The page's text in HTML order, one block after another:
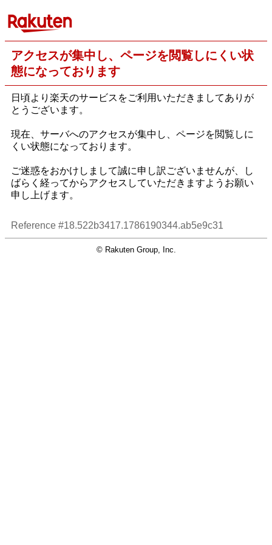
アクセスが集中し、ページを閲覧しにくい状
態になっております
日頃より楽天のサービスをご利用いただきましてありが
とうございます。
現在、サーバへのアクセスが集中し、ページを閲覧しに
くい状態になっております。
ご迷惑をおかけしまして誠に申し訳ございませんが、し
ばらく経ってからアクセスしていただきますようお願い
申し上げます。
Reference #18.522b3417.1786190344.ab5e9c31
© Rakuten Group, Inc.